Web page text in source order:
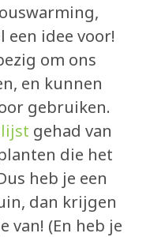
een idee voor!
om ons
en kunnen
gebruiken.
gehad van
die het
heb je een
dan krijgen
van! (En heb je